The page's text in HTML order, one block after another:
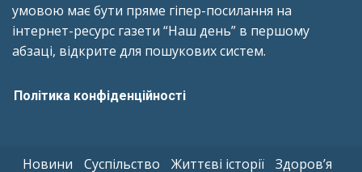
умовою має бути пряме гіпер-посилання на
інтернет-ресурс газети “Наш день” в першому
абзаці, відкрите для пошукових систем.
Політика конфіденційності
Новини Суспільство Життєві історії Здоров’я